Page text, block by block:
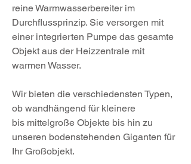
reine Warmwasserbereiter im
Durchflussprinzip. Sie versorgen mit
einer integrierten Pumpe das gesamte
Objekt aus der Heizzentrale mit
warmen Wasser.
Wir bieten die verschiedensten Typen,
ob wandhängend für kleinere
bis mittelgroße Objekte bis hin zu
unseren bodenstehenden Giganten für
Ihr Großobjekt.